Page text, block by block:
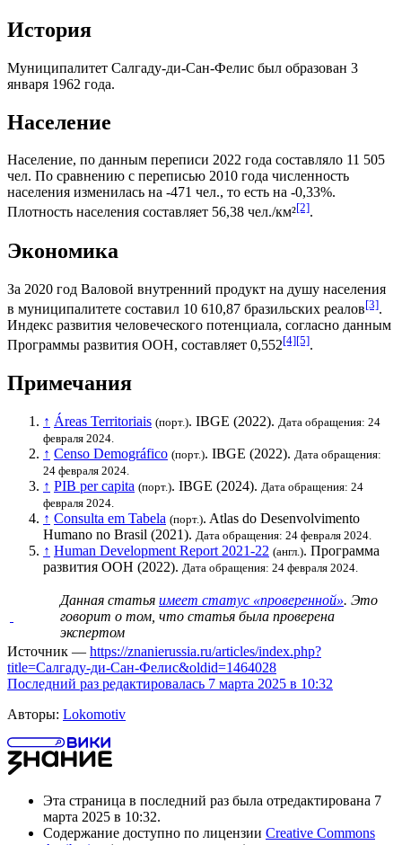
История
Муниципалитет Салгаду-ди-Сан-Фелис был образован 3
января 1962 года.
Население
Население, по данным переписи 2022 года составляло 11 505
чел. По сравнению с переписью 2010 года численность
населения изменилась на -471 чел., то есть на -0,33%.
Плотность населения составляет 56,38 чел./км²[2].
Экономика
За 2020 год Валовой внутренний продукт на душу населения
в муниципалитете составил 10 610,87 бразильских реалов[3].
Индекс развития человеческого потенциала, согласно данным
Программы развития ООН, составляет 0,552[4][5].
Примечания
↑ Áreas Territoriais (порт.). IBGE (2022). Дата обращения: 24
февраля 2024.
↑ Censo Demográfico (порт.). IBGE (2022). Дата обращения:
24 февраля 2024.
↑ PIB per capita (порт.). IBGE (2024). Дата обращения: 24
февраля 2024.
↑ Consulta em Tabela (порт.). Atlas do Desenvolvimento
Humano no Brasil (2021). Дата обращения: 24 февраля 2024.
↑ Human Development Report 2021-22 (англ.). Программа
развития ООН (2022). Дата обращения: 24 февраля 2024.
Данная статья имеет статус «проверенной». Это
говорит о том, что статья была проверена
экспертом
Источник — https://znanierussia.ru/articles/index.php?
title=Салгаду-ди-Сан-Фелис&oldid=1464028
Последний раз редактировалась 7 марта 2025 в 10:32
Авторы: Lokomotiv
Эта страница в последний раз была отредактирована 7
марта 2025 в 10:32.
Содержание доступно по лицензии Creative Commons